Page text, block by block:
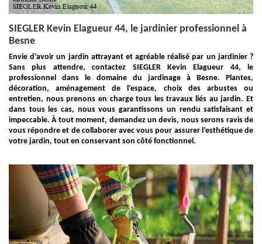
SIEGLER Kevin Elagueur 44, le jardinier professionnel à
Besne
Envie d’avoir un jardin attrayant et agréable réalisé par un jardinier ?
Sans plus attendre, contactez SIEGLER Kevin Elagueur 44, le
professionnel dans le domaine du jardinage à Besne. Plantes,
décoration, aménagement de l’espace, choix des arbustes ou
entretien, nous prenons en charge tous les travaux liés au jardin. Et
dans tous les cas, nous vous garantissons un rendu satisfaisant et
impeccable. À tout moment, demandez un devis, nous serons ravis de
vous répondre et de collaborer avec vous pour assurer l’esthétique de
votre jardin, tout en conservant son côté fonctionnel.